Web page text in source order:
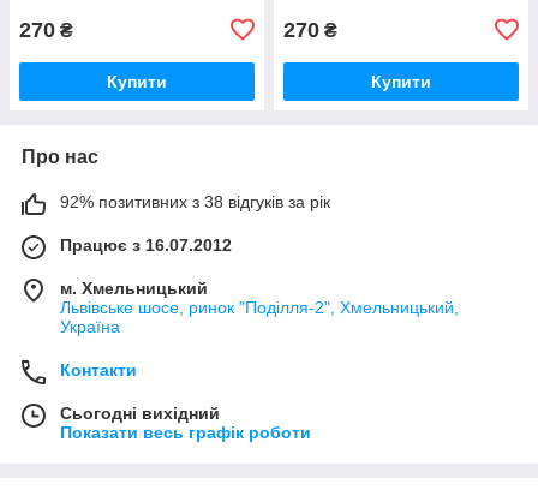
270 ₴
Купити
270 ₴
Купити
Про нас
92% позитивних з 38 відгуків за рік
Працює з 16.07.2012
м. Хмельницький
Львівське шосе, ринок "Поділля-2", Хмельницький,
Україна
Контакти
Сьогодні вихідний
Показати весь графік роботи